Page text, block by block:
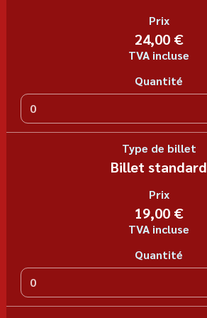
Prix
24,00 €
TVA incluse
Quantité
Type de billet
Billet standard
Prix
19,00 €
TVA incluse
Quantité